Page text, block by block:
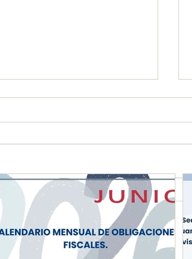
CALENDARIO MENSUAL DE
OBLIGACIONES FISCALES
"JUNIO 2026"